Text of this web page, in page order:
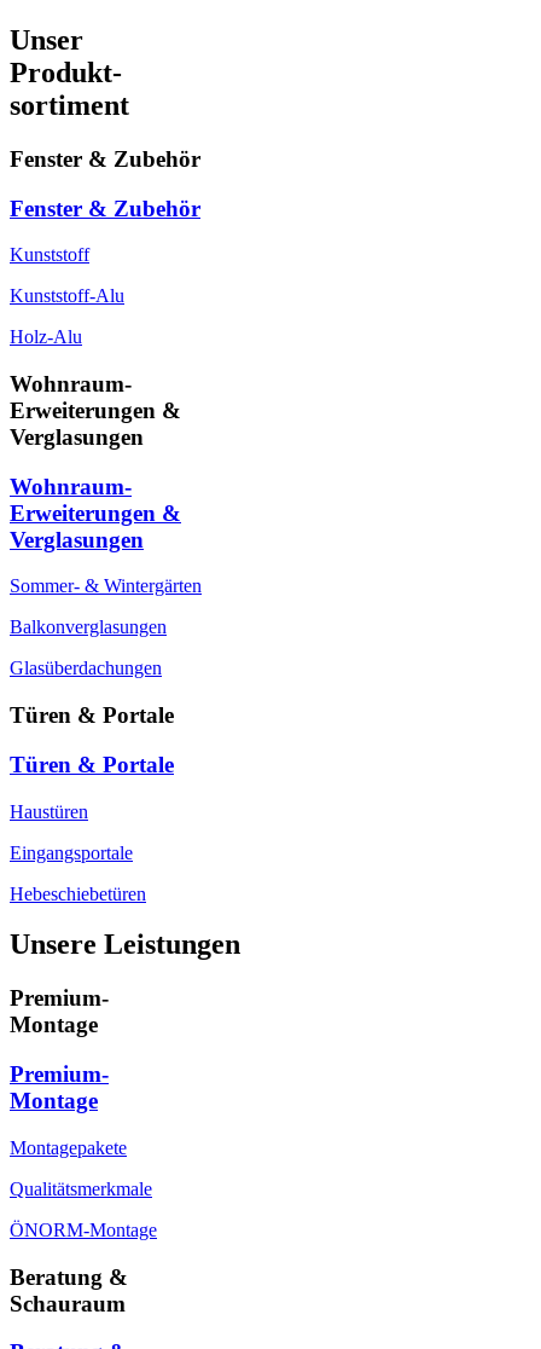
Unser
Produkt-
sortiment
Fenster & Zubehör
Fenster & Zubehör
Kunststoff
Kunststoff-Alu
Holz-Alu
Wohnraum-
Erweiterungen &
Verglasungen
Wohnraum-
Erweiterungen &
Verglasungen
Sommer- & Wintergärten
Balkonverglasungen
Glasüberdachungen
Türen & Portale
Türen & Portale
Haustüren
Eingangsportale
Hebeschiebetüren
Unsere Leistungen
Premium-
Montage
Premium-
Montage
Montagepakete
Qualitätsmerkmale
ÖNORM-Montage
Beratung &
Schauraum